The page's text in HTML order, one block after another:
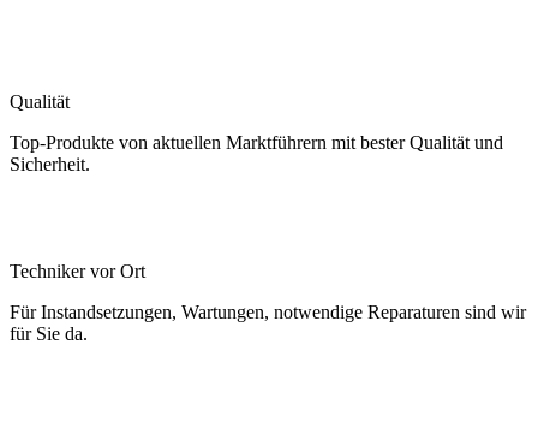
Qualität
Top-Produkte von aktuellen Marktführern mit bester Qualität und
Sicherheit.
Techniker vor Ort
Für Instandsetzungen, Wartungen, notwendige Reparaturen sind wir
für Sie da.